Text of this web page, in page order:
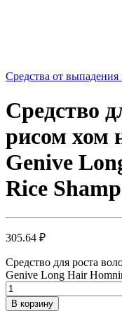
Средства от выпадения
Средство
рисом хом
Genive
Rice
305.64 ₽
Средство для роста
Genive Long Hair
В корзину